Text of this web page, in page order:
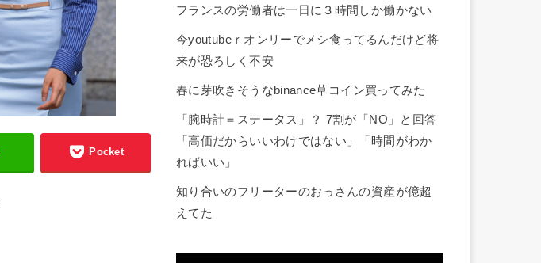
Pocket
フランスの労働者は一日に３時間しか働かない
今youtubeｒオンリーでメシ食ってるんだけど将
来が恐ろしく不安
春に芽吹きそうなbinance草コイン買ってみた
「腕時計＝ステータス」？ 7割が「NO」と回答
「高価だからいいわけではない」「時間がわか
ればいい」
知り合いのフリーターのおっさんの資産が億超
えてた